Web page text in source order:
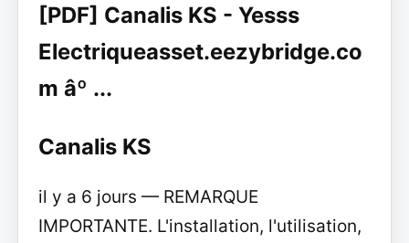
[PDF] Canalis KS - Yesss
Electriqueasset.eezybridge.co
m âº ...
Canalis KS
il y a 6 jours — REMARQUE
IMPORTANTE. L'installation, l'utilisation,